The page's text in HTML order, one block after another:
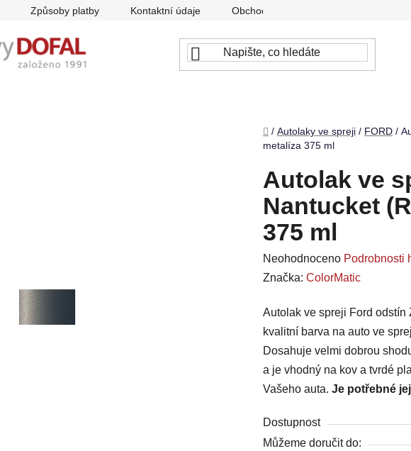
Způsoby platby Kontaktní údaje Obchodní podmínky
Domů
/ Autolaky ve spreji / FORD /
metalíza 375 ml
Autolak ve
Nantucket
375 ml
Průměrné
hodnocení
je
0,0
z
5
hvězdiček.
Neohodnoceno Podrobnosti
Značka: ColorMatic
Autolak ve spreji Ford odstín
kvalitní barva na auto ve
Dosahuje velmi dobrou
a je vhodný na kov a tvrdé
Vašeho auta. Je potřebné
Dostupnost
Můžeme doručit do: